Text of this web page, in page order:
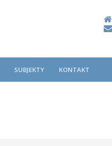
SUBJEKTY KONTAKT